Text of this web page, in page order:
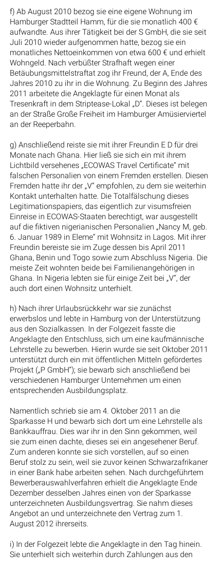
f) Ab August 2010 bezog sie eine eigene Wohnung im
Hamburger Stadtteil Hamm, für die sie monatlich 400 €
aufwandte. Aus ihrer Tätigkeit bei der S GmbH, die sie seit
Juli 2010 wieder aufgenommen hatte, bezog sie ein
monatliches Nettoeinkommen von etwa 600 € und erhielt
Wohngeld. Nach verbüßter Strafhaft wegen einer
Betäubungsmittelstraftat zog ihr Freund, der A, Ende des
Jahres 2010 zu ihr in die Wohnung. Zu Beginn des Jahres
2011 arbeitete die Angeklagte für einen Monat als
Tresenkraft in dem Striptease-Lokal „D“. Dieses ist belegen
an der Straße Große Freiheit im Hamburger Amüsierviertel
an der Reeperbahn.
g) Anschließend reiste sie mit ihrer Freundin E D für drei
Monate nach Ghana. Hier ließ sie sich ein mit ihrem
Lichtbild versehenes „ECOWAS Travel Certificate“ mit
falschen Personalien von einem Fremden erstellen. Diesen
Fremden hatte ihr der „V“ empfohlen, zu dem sie weiterhin
Kontakt unterhalten hatte. Die Totalfälschung dieses
Legitimationspapiers, das eigentlich zur visumsfreien
Einreise in ECOWAS-Staaten berechtigt, war ausgestellt
auf die fiktiven nigerianischen Personalien „Nancy M, geb.
6. Januar 1989 in Eleme“ mit Wohnsitz in Lagos. Mit ihrer
Freundin bereiste sie im Zuge dessen bis April 2011
Ghana, Benin und Togo sowie zum Abschluss Nigeria. Die
meiste Zeit wohnten beide bei Familienangehörigen in
Ghana. In Nigeria lebten sie für einige Zeit bei „V“, der
auch dort einen Wohnsitz unterhielt.
h) Nach ihrer Urlaubsrückkehr war sie zunächst
erwerbslos und lebte in Hamburg von der Unterstützung
aus den Sozialkassen. In der Folgezeit fasste die
Angeklagte den Entschluss, sich um eine kaufmännische
Lehrstelle zu bewerben. Hierin wurde sie seit Oktober 2011
unterstützt durch ein mit öffentlichen Mitteln gefördertes
Projekt („P GmbH“); sie bewarb sich anschließend bei
verschiedenen Hamburger Unternehmen um einen
entsprechenden Ausbildungsplatz.
Namentlich schrieb sie am 4. Oktober 2011 an die
Sparkasse H und bewarb sich dort um eine Lehrstelle als
Bankkauffrau. Dies war ihr in den Sinn gekommen, weil
sie zum einen dachte, dieses sei ein angesehener Beruf.
Zum anderen konnte sie sich vorstellen, auf so einen
Beruf stolz zu sein, weil sie zuvor keinen Schwarzafrikaner
in einer Bank habe arbeiten sehen. Nach durchgeführtem
Bewerberauswahlverfahren erhielt die Angeklagte Ende
Dezember desselben Jahres einen von der Sparkasse
unterzeichneten Ausbildungsvertrag. Sie nahm dieses
Angebot an und unterzeichnete den Vertrag zum 1.
August 2012 ihrerseits.
i) In der Folgezeit lebte die Angeklagte in den Tag hinein.
Sie unterhielt sich weiterhin durch Zahlungen aus den